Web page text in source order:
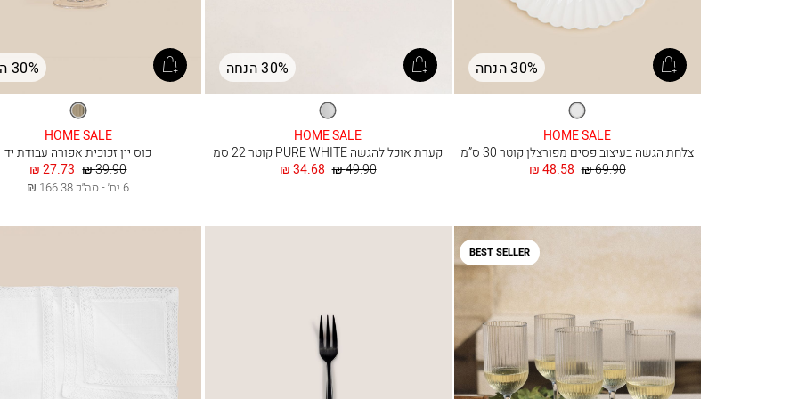
30% הנחה
לבן
HOME SALE
צלחת הגשה בעיצוב פסים מפורצלן קוטר 30 ס”מ
החל
48.58 ₪ מחיר
69.90 ₪
30% הנחה
לבן
HOME SALE
קערת אוכל להגשה PURE WHITE קוטר 22 סמ
החל
34.68 ₪ מחיר
49.90 ₪
30% הנחה
אפור
HOME SALE
כוס יין זכוכית אפורה עבודת יד
החל
מ
27.73 ₪ מחיר
רגיל
39.90 ₪
6 יח׳ - סה״כ 166.38 ₪
BEST SELLER